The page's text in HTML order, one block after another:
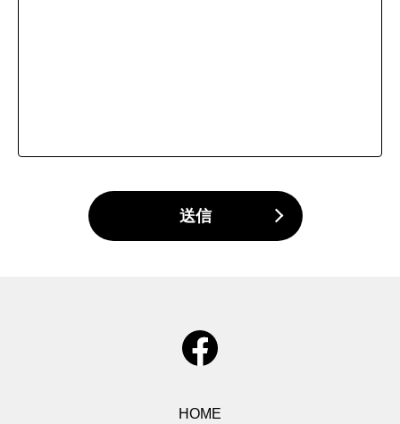
送信
HOME